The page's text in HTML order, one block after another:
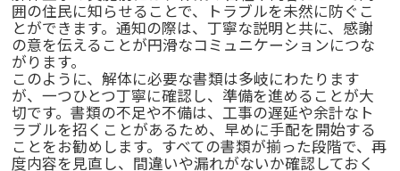
囲の住民に知らせることで、トラブルを未然に防ぐこ
とができます。通知の際は、丁寧な説明と共に、感謝
の意を伝えることが円滑なコミュニケーションにつな
がります。
このように、解体に必要な書類は多岐にわたります
が、一つひとつ丁寧に確認し、準備を進めることが大
切です。書類の不足や不備は、工事の遅延や余計なト
ラブルを招くことがあるため、早めに手配を開始する
ことをお勧めします。すべての書類が揃った段階で、再
度内容を見直し、間違いや漏れがないか確認しておく